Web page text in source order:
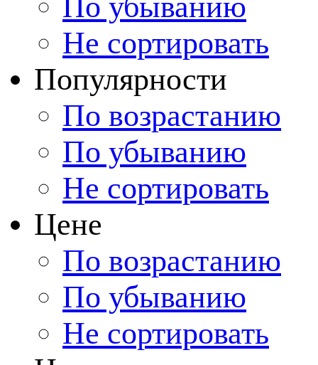
Не сортировать
Популярности
По возрастанию
По убыванию
Не сортировать
Цене
По возрастанию
По убыванию
Не сортировать